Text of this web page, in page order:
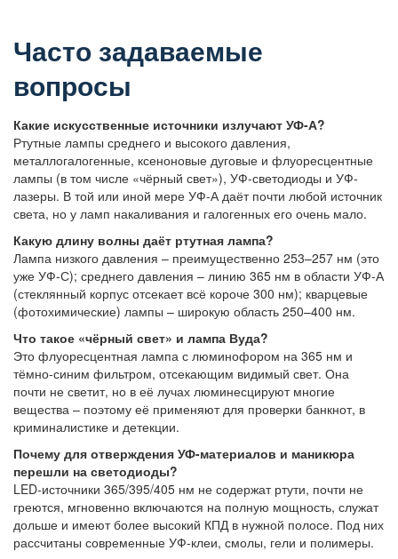
Часто задаваемые
вопросы
Какие искусственные источники излучают УФ-А?
Ртутные лампы среднего и высокого давления,
металлогалогенные, ксеноновые дуговые и флуоресцентные
лампы (в том числе «чёрный свет»), УФ-светодиоды и УФ-
лазеры. В той или иной мере УФ-А даёт почти любой источник
света, но у ламп накаливания и галогенных его очень мало.
Какую длину волны даёт ртутная лампа?
Лампа низкого давления – преимущественно 253–257 нм (это
уже УФ-С); среднего давления – линию 365 нм в области УФ-А
(стеклянный корпус отсекает всё короче 300 нм); кварцевые
(фотохимические) лампы – широкую область 250–400 нм.
Что такое «чёрный свет» и лампа Вуда?
Это флуоресцентная лампа с люминофором на 365 нм и
тёмно-синим фильтром, отсекающим видимый свет. Она
почти не светит, но в её лучах люминесцируют многие
вещества – поэтому её применяют для проверки банкнот, в
криминалистике и детекции.
Почему для отверждения УФ-материалов и маникюра
перешли на светодиоды?
LED-источники 365/395/405 нм не содержат ртути, почти не
греются, мгновенно включаются на полную мощность, служат
дольше и имеют более высокий КПД в нужной полосе. Под них
рассчитаны современные УФ-клеи, смолы, гели и полимеры.